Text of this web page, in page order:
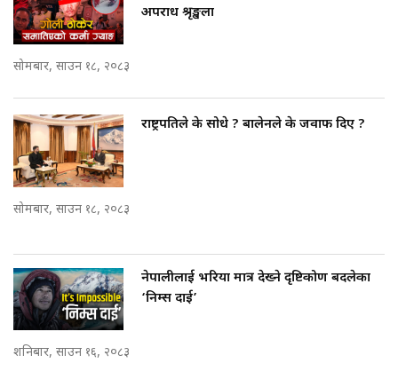
अपराध श्रृङ्खला
सोमबार, साउन १८, २०८३
राष्ट्रपतिले के सोधे ? बालेनले के जवाफ दिए ?
सोमबार, साउन १८, २०८३
नेपालीलाई भरिया मात्र देख्ने दृष्टिकोण बदलेका
‘निम्स दाई’
शनिबार, साउन १६, २०८३